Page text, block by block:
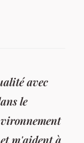
avec
le
m'aident à